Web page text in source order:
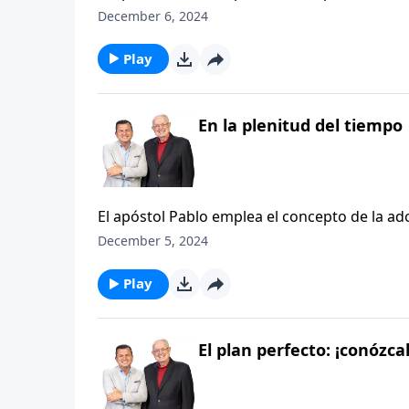
encarnación de Cristo en aquella primera
previamente señalado por Dios.
December 6, 2024
Play
En la plenitud del tiempo
El apóstol Pablo emplea el concepto de la
encarnación de Cristo en aquella primera
previamente señalado por Dios.
December 5, 2024
Play
El plan perfecto: